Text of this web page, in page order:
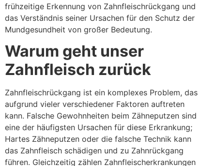
frühzeitige Erkennung von Zahnfleischrückgang und
das Verständnis seiner Ursachen für den Schutz der
Mundgesundheit von großer Bedeutung.
Warum geht unser
Zahnfleisch zurück
Zahnfleischrückgang ist ein komplexes Problem, das
aufgrund vieler verschiedener Faktoren auftreten
kann. Falsche Gewohnheiten beim Zähneputzen sind
eine der häufigsten Ursachen für diese Erkrankung;
Hartes Zähneputzen oder die falsche Technik kann
das Zahnfleisch schädigen und zu Zahnrückgang
führen. Gleichzeitig zählen Zahnfleischerkrankungen